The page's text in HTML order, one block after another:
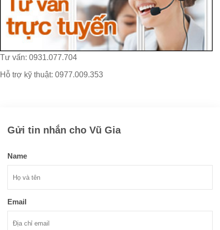
Tư vấn: 0931.077.704
Hỗ trợ kỹ thuật: 0977.009.353
Gửi tin nhắn cho Vũ Gia
Name
Email